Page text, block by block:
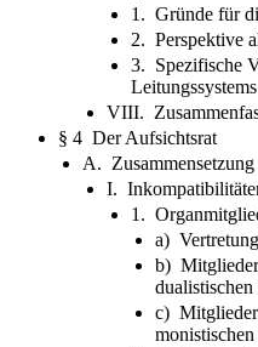
1. Gründe für
2. Perspektive
3. Spezifische
VIII.
§ 4 Der Aufsichtsrat
A. Zusammensetzung
I.
1.
a)
b) Mitglieder
c) Mitglieder